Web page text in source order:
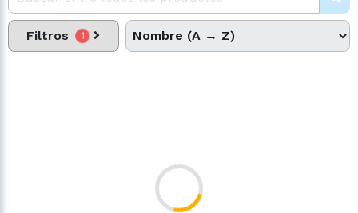
Filtros 1